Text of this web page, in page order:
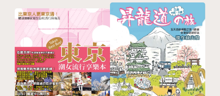
16 佐原
17 佐倉
18 銚子
19 日光全區
20 日光駅
21 那須高原
22 水戸